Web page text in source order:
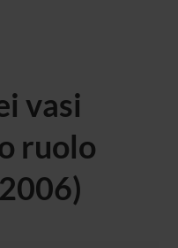
vasi
ruolo